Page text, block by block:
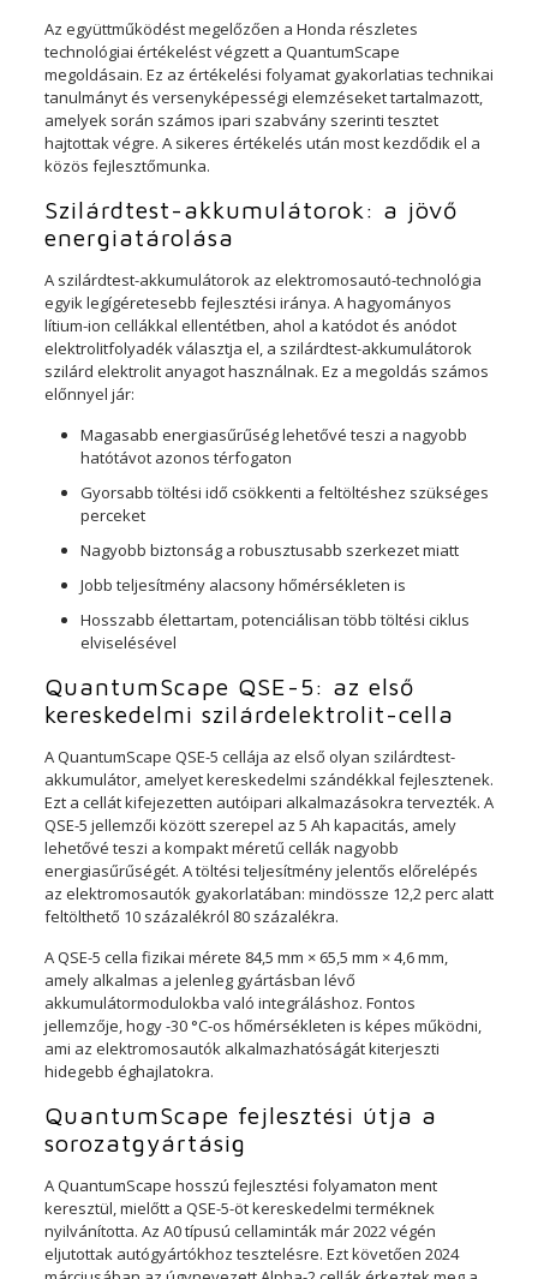
Az együttműködést megelőzően a Honda részletes
technológiai értékelést végzett a QuantumScape
megoldásain. Ez az értékelési folyamat gyakorlatias technikai
tanulmányt és versenyképességi elemzéseket tartalmazott,
amelyek során számos ipari szabvány szerinti tesztet
hajtottak végre. A sikeres értékelés után most kezdődik el a
közös fejlesztőmunka.
Szilárdtest-akkumulátorok: a jövő
energiatárolása
A szilárdtest-akkumulátorok az elektromosautó-technológia
egyik legígéretesebb fejlesztési iránya. A hagyományos
lítium-ion cellákkal ellentétben, ahol a katódot és anódot
elektrolitfolyadék választja el, a szilárdtest-akkumulátorok
szilárd elektrolit anyagot használnak. Ez a megoldás számos
előnnyel jár:
Magasabb energiasűrűség lehetővé teszi a nagyobb
hatótávot azonos térfogaton
Gyorsabb töltési idő csökkenti a feltöltéshez szükséges
perceket
Nagyobb biztonság a robusztusabb szerkezet miatt
Jobb teljesítmény alacsony hőmérsékleten is
Hosszabb élettartam, potenciálisan több töltési ciklus
elviselésével
QuantumScape QSE-5: az első
kereskedelmi szilárdelektrolit-cella
A QuantumScape QSE-5 cellája az első olyan szilárdtest-
akkumulátor, amelyet kereskedelmi szándékkal fejlesztenek.
Ezt a cellát kifejezetten autóipari alkalmazásokra tervezték. A
QSE-5 jellemzői között szerepel az 5 Ah kapacitás, amely
lehetővé teszi a kompakt méretű cellák nagyobb
energiasűrűségét. A töltési teljesítmény jelentős előrelépés
az elektromosautók gyakorlatában: mindössze 12,2 perc alatt
feltölthető 10 százalékról 80 százalékra.
A QSE-5 cella fizikai mérete 84,5 mm × 65,5 mm × 4,6 mm,
amely alkalmas a jelenleg gyártásban lévő
akkumulátormodulokba való integráláshoz. Fontos
jellemzője, hogy -30 °C-os hőmérsékleten is képes működni,
ami az elektromosautók alkalmazhatóságát kiterjeszti
hidegebb éghajlatokra.
QuantumScape fejlesztési útja a
sorozatgyártásig
A QuantumScape hosszú fejlesztési folyamaton ment
keresztül, mielőtt a QSE-5-öt kereskedelmi terméknek
nyilvánította. Az A0 típusú cellaminták már 2022 végén
eljutottak autógyártókhoz tesztelésre. Ezt követően 2024